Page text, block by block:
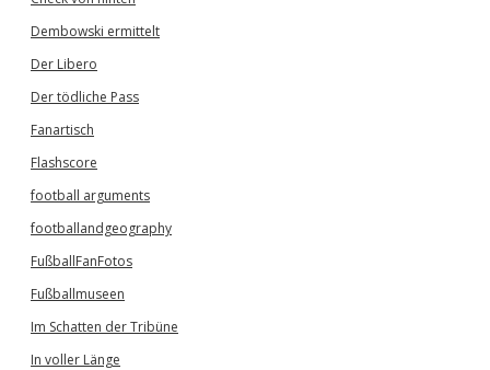
Dembowski ermittelt
Der Libero
Der tödliche Pass
Fanartisch
Flashscore
football arguments
footballandgeography
FußballFanFotos
Fußballmuseen
Im Schatten der Tribüne
In voller Länge